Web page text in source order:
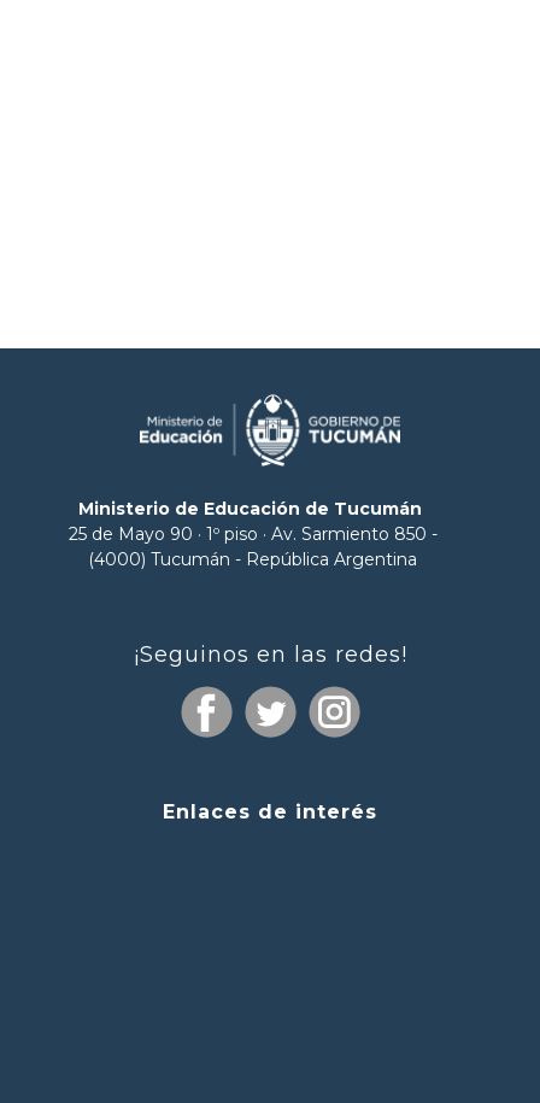
Ministerio de Educación de Tucumán
25 de Mayo 90 · 1º piso · Av. Sarmiento 850 -
(4000) Tucumán - República Argentina
¡Seguinos en las redes!
Enlaces de interés